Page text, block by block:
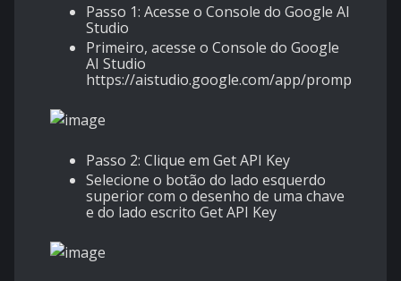
Passo 1: Acesse o Console do Google AI
Studio
Primeiro, acesse o Console do Google
AI Studio
https://aistudio.google.com/app/prompts/
Passo 2: Clique em Get API Key
Selecione o botão do lado esquerdo
superior com o desenho de uma chave
e do lado escrito Get API Key